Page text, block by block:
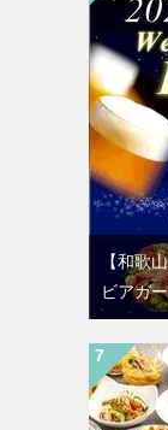
【和歌
ビアガ